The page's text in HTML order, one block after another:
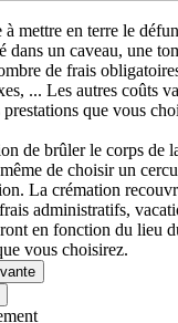
mettre en terre le
dans un caveau, une
de frais
... Les autres coûts
que vous
de brûler le corps de
de choisir un
La crémation
administratifs,
en fonction du lieu
vous choisirez.